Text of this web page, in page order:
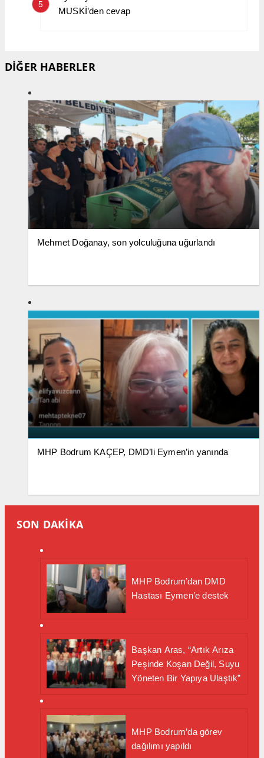
5
MUSKİ’den cevap
DİĞER HABERLER
Mehmet Doğanay, son yolculuğuna uğurlandı
MHP Bodrum KAÇEP, DMD’li Eymen’in yanında
SON DAKİKA
MHP Bodrum’dan DMD
Hastası Eymen’e destek
Başkan Aras, “Artık Arıza
Peşinde Koşan Değil, Suyu
Yöneten Bir Yapıya Ulaştık”
MHP Bodrum’da görev
dağılımı yapıldı